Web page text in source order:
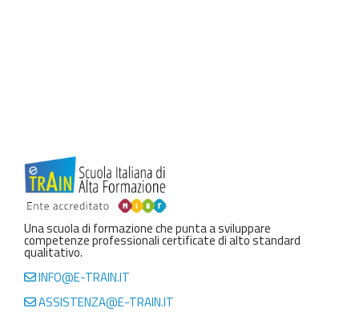
Una scuola di formazione che punta a sviluppare
competenze professionali certificate di alto standard
qualitativo.
INFO@E-TRAIN.IT
ASSISTENZA@E-TRAIN.IT